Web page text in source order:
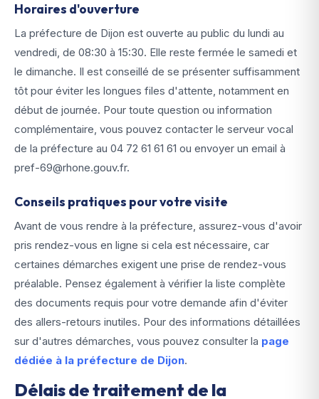
Horaires d'ouverture
La préfecture de Dijon est ouverte au public du lundi au
vendredi, de 08:30 à 15:30. Elle reste fermée le samedi et
le dimanche. Il est conseillé de se présenter suffisamment
tôt pour éviter les longues files d'attente, notamment en
début de journée. Pour toute question ou information
complémentaire, vous pouvez contacter le serveur vocal
de la préfecture au 04 72 61 61 61 ou envoyer un email à
pref-69@rhone.gouv.fr.
Conseils pratiques pour votre visite
Avant de vous rendre à la préfecture, assurez-vous d'avoir
pris rendez-vous en ligne si cela est nécessaire, car
certaines démarches exigent une prise de rendez-vous
préalable. Pensez également à vérifier la liste complète
des documents requis pour votre demande afin d'éviter
des allers-retours inutiles. Pour des informations détaillées
sur d'autres démarches, vous pouvez consulter la page
dédiée à la préfecture de Dijon.
Délais de traitement de la